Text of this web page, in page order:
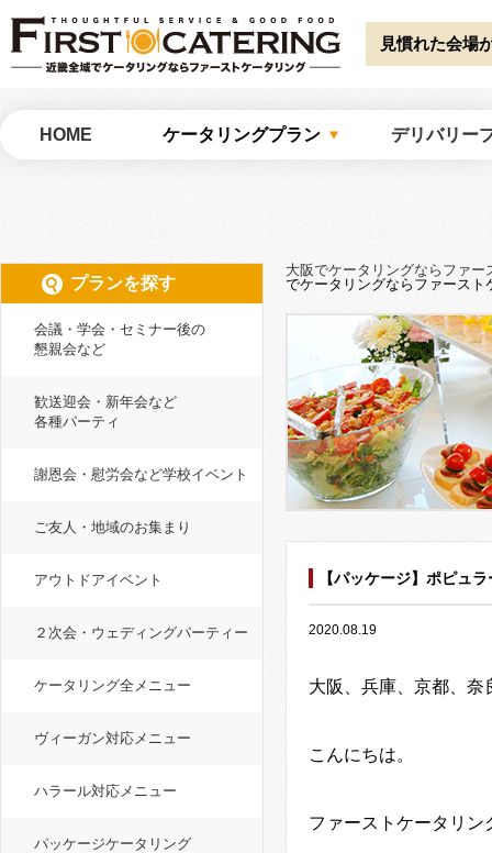
Warning : Undefined array key "HTTP_ACCEPT_LANGUAGE" in/home/
catering/common/meta.php on line51 見慣れた会場
HOME ケータリングプラン デリバリー
大阪でケータリングならファー
でケータリングならファースト
【パッケージ】ポピュ
2020.08.19
大阪、兵庫、京都、
こんにちは。
ファーストケータリン
プランを探す
会議・学会・セミナー後の
懇親会など
歓送迎会・新年会など
各種パーティ
謝恩会・慰労会など学校イベント
ご友人・地域のお集まり
アウトドアイベント
２次会・ウェディングパーティー
ケータリング全メニュー
ヴィーガン対応メニュー
ハラール対応メニュー
パッケージケータリング